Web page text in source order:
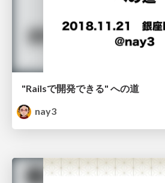
"Railsで開発できる" への道
nay3